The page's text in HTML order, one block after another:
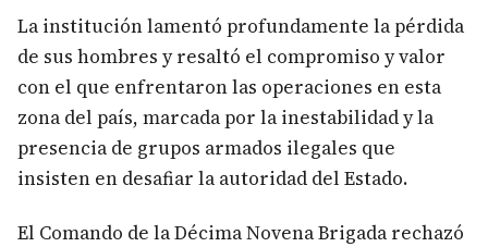
La institución lamentó profundamente la pérdida
de sus hombres y resaltó el compromiso y valor
con el que enfrentaron las operaciones en esta
zona del país, marcada por la inestabilidad y la
presencia de grupos armados ilegales que
insisten en desafiar la autoridad del Estado.
El Comando de la Décima Novena Brigada rechazó